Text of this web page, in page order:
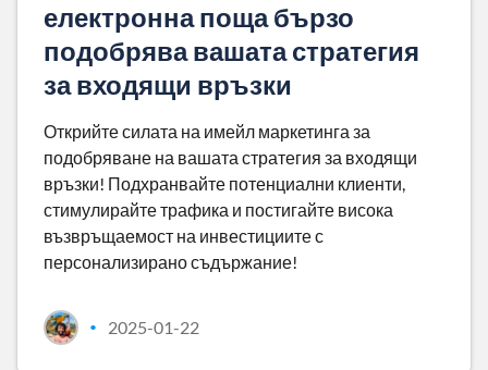
електронна поща бързо
подобрява вашата стратегия
за входящи връзки
Открийте силата на имейл маркетинга за
подобряване на вашата стратегия за входящи
връзки! Подхранвайте потенциални клиенти,
стимулирайте трафика и постигайте висока
възвръщаемост на инвестициите с
персонализирано съдържание!
• 2025-01-22